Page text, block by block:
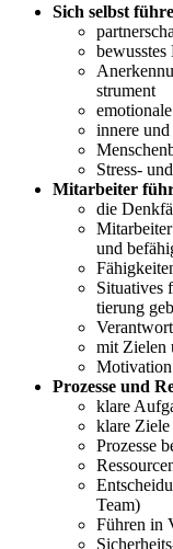
Sich selbst
bewusstes
strument
innere
Stress-
Mitar­beiter
die
und
Situa­tives
tierung
mit Zielen
Motivation
Prozesse und
klare
klare Ziele
Prozesse
Team)
Führen in